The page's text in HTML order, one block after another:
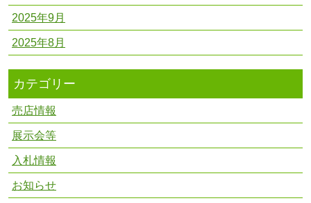
2025年9月
2025年8月
カテゴリー
売店情報
展示会等
入札情報
お知らせ